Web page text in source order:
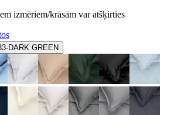
izmēriem/krāsām var atšķirties
DARK GREEN